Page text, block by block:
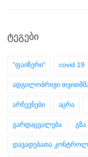
ᲢᲔᲒᲔᲑᲘ
"ფაიზერი" covid 19
ადგილობრივი
არჩევნები აცრა
გარდაცვალება გზა
დავადებათა